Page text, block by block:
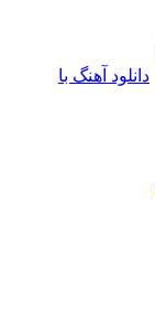
دانلود آهنگ با